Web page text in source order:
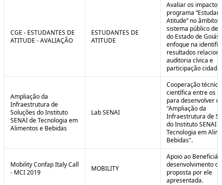
CGE - ESTUDANTES DE
ATITUDE - AVALIAÇÃO
ESTUDANTES DE
ATITUDE
Avaliar os impactos
programa
Atitude” no âmbito
sistema público de
do Estado de
enfoque na
resultados
auditoria cívica e
participação cidadã
Ampliação da
Infraestrutura de
Soluções do Instituto
SENAI de Tecnologia em
Alimentos e Bebidas
Lab SENAI
Cooperação
científica entre os
para desenvolver o
"Ampliação da
Infraestrutura de
do Instituto SENAI
Tecnologia em
Bebidas".
Mobility Confap Italy Call
- MCI 2019
MOBILITY
Apoio ao
desenvolvimento da
proposta por ele
apresentada.